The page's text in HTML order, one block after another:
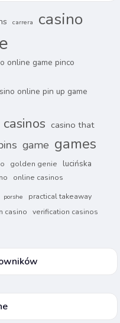
carrera casino
online game pinco
online pin up game
casinos casino that
game games
golden genie
lucińska
online casinos
porshe
practical takeaway
casino
verification casinos